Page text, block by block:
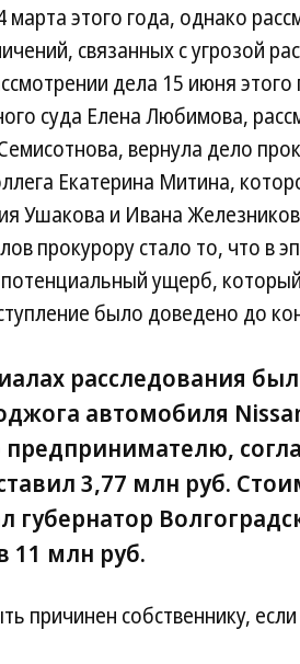
марта этого года, однако
связанных с угрозой
дела 15 июня этого
суда Елена Любимова,
вернула дело
Екатерина Митина,
Ушакова и Ивана
прокурору стало то, что в
ущерб,
было доведено до
расследования
автомобиля
3,77 млн руб.
губернатор
11 млн руб.
причинен собственнику,